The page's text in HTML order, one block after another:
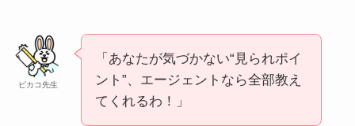
ピカコ先生
「あなたが気づかない“見られポイ
ント”、エージェントなら全部教え
てくれるわ！」